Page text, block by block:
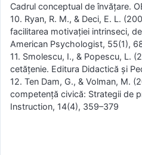
Cadrul conceptual de învățare.
10. Ryan, R. M., & Deci, E. L.
facilitarea motivației intrinseci,
American Psychologist, 55(1),
11. Smolescu, I., & Popescu, L.
cetățenie. Editura Didactică și
12. Ten Dam, G., & Volman, M.
competență civică: Strategii de
Instruction, 14(4), 359–379